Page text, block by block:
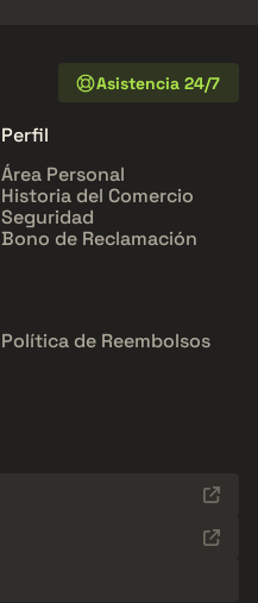
Asistencia 24/7
Perfil
Área Personal
Historia del Comercio
Seguridad
Bono de Reclamación
Política de Reembolsos